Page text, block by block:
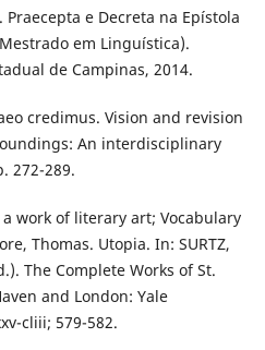
Praecepta e Decreta na Epístola
em Linguística).
de Campinas, 2014.
credimus. Vision and revision
An interdisciplinary
272-289.
a work of literary art; Vocabulary
Thomas. Utopia. In: SURTZ,
The Complete Works of St.
and London: Yale
cliii; 579-582.